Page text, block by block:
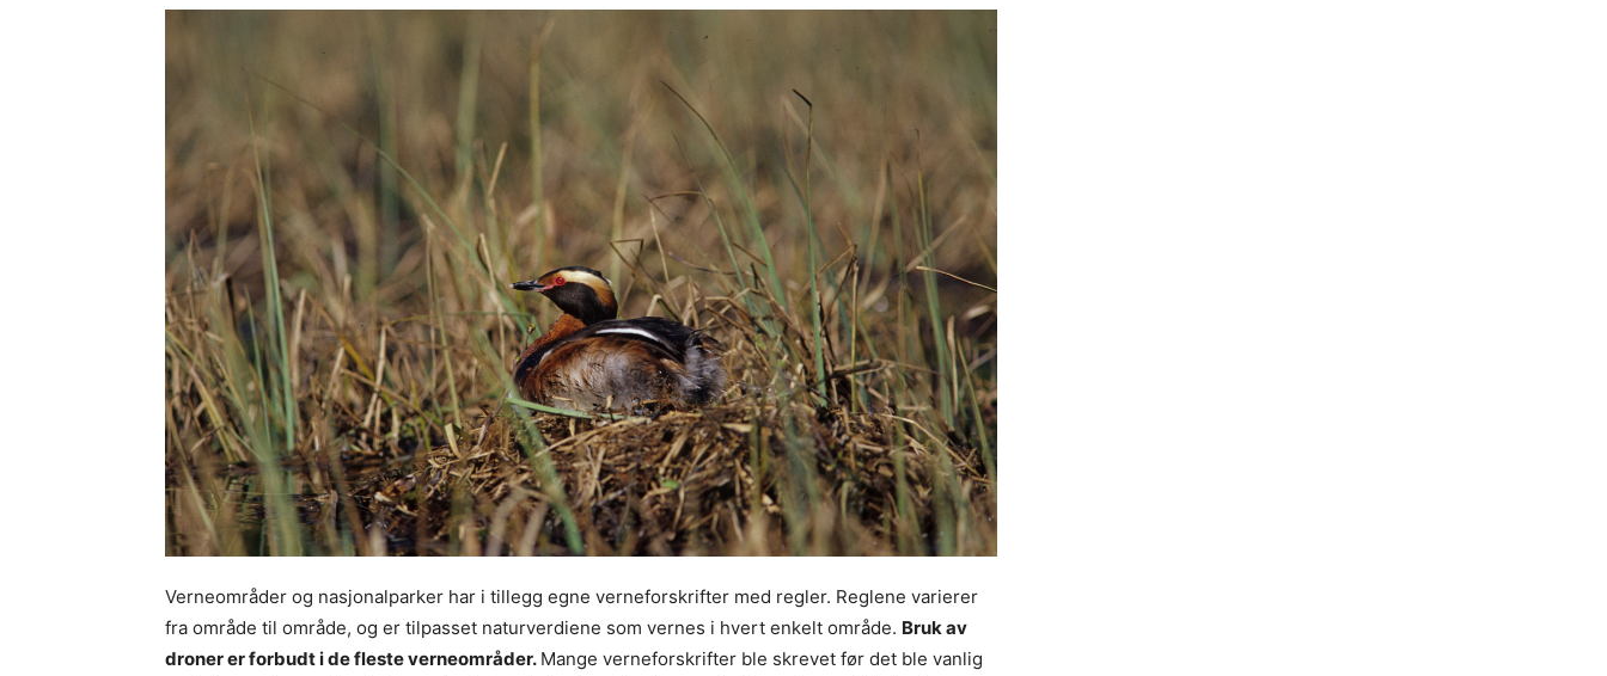
Verneområder og nasjonalparker har i tillegg egne verneforskrifter med regler. Reglene varierer
fra område til område, og er tilpasset naturverdiene som vernes i hvert enkelt område. Bruk av
droner er forbudt i de fleste verneområder. Mange verneforskrifter ble skrevet før det ble vanlig